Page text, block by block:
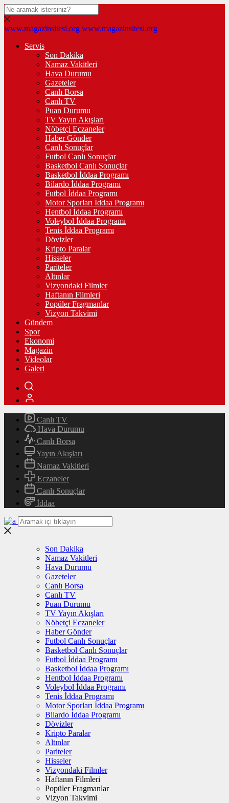
www.magazinsitesi.org www.magazinsitesi.org
Servis
Son Dakika
Namaz Vakitleri
Hava Durumu
Gazeteler
Canlı Borsa
Canlı TV
Puan Durumu
TV Yayın Akışları
Nöbetçi Eczaneler
Haber Gönder
Canlı Sonuçlar
Futbol Canlı Sonuçlar
Basketbol Canlı Sonuçlar
Basketbol İddaa Programı
Bilardo İddaa Programı
Futbol İddaa Programı
Motor Sporları İddaa Programı
Hentbol İddaa Programı
Voleybol İddaa Programı
Tenis İddaa Programı
Dövizler
Kripto Paralar
Hisseler
Pariteler
Altınlar
Vizyondaki Filmler
Haftanın Filmleri
Popüler Fragmanlar
Vizyon Takvimi
Gündem
Spor
Ekonomi
Magazin
Videolar
Galeri
Canlı TV
Hava Durumu
Canlı Borsa
Yayın Akışları
Namaz Vakitleri
Eczaneler
Canlı Sonuçlar
İddaa
Son Dakika
Namaz Vakitleri
Hava Durumu
Gazeteler
Canlı Borsa
Canlı TV
Puan Durumu
TV Yayın Akışları
Nöbetçi Eczaneler
Haber Gönder
Futbol Canlı Sonuçlar
Basketbol Canlı Sonuçlar
Futbol İddaa Programı
Basketbol İddaa Programı
Hentbol İddaa Programı
Voleybol İddaa Programı
Tenis İddaa Programı
Motor Sporları İddaa Programı
Bilardo İddaa Programı
Dövizler
Kripto Paralar
Altınlar
Pariteler
Hisseler
Vizyondaki Filmler
Haftanın Filmleri
Popüler Fragmanlar
Vizyon Takvimi